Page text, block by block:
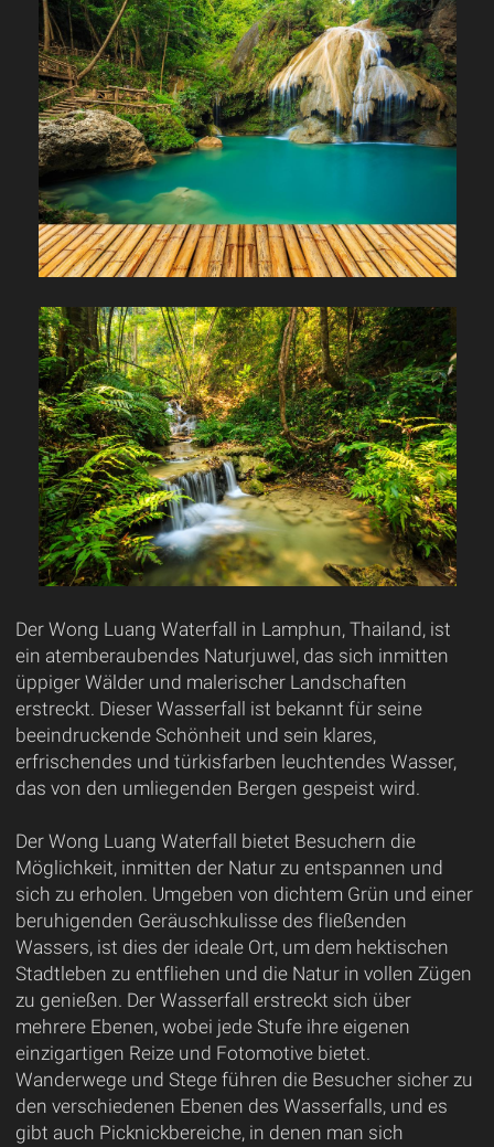
Der Wong Luang Waterfall in Lamphun, Thailand, ist
ein atemberaubendes Naturjuwel, das sich inmitten
üppiger Wälder und malerischer Landschaften
erstreckt. Dieser Wasserfall ist bekannt für seine
beeindruckende Schönheit und sein klares,
erfrischendes und türkisfarben leuchtendes Wasser,
das von den umliegenden Bergen gespeist wird.
Der Wong Luang Waterfall bietet Besuchern die
Möglichkeit, inmitten der Natur zu entspannen und
sich zu erholen. Umgeben von dichtem Grün und einer
beruhigenden Geräuschkulisse des fließenden
Wassers, ist dies der ideale Ort, um dem hektischen
Stadtleben zu entfliehen und die Natur in vollen Zügen
zu genießen. Der Wasserfall erstreckt sich über
mehrere Ebenen, wobei jede Stufe ihre eigenen
einzigartigen Reize und Fotomotive bietet.
Wanderwege und Stege führen die Besucher sicher zu
den verschiedenen Ebenen des Wasserfalls, und es
gibt auch Picknickbereiche, in denen man sich